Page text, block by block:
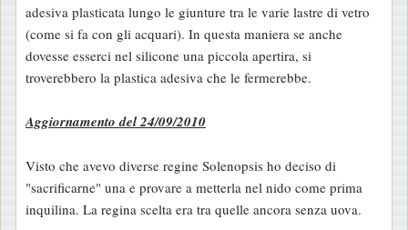
adesiva plasticata lungo le giunture tra le varie lastre di vetro
(come si fa con gli acquari). In questa maniera se anche
dovesse esserci nel silicone una piccola apertira, si
troverebbero la plastica adesiva che le fermerebbe.
Aggiornamento del 24/09/2010
Visto che avevo diverse regine Solenopsis ho deciso di
"sacrificarne" una e provare a metterla nel nido come prima
inquilina. La regina scelta era tra quelle ancora senza uova.